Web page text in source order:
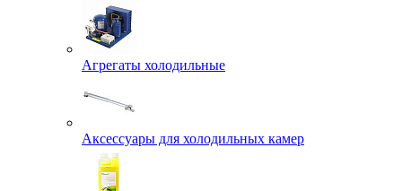
Агрегаты холодильные
Аксессуары для холодильных камер